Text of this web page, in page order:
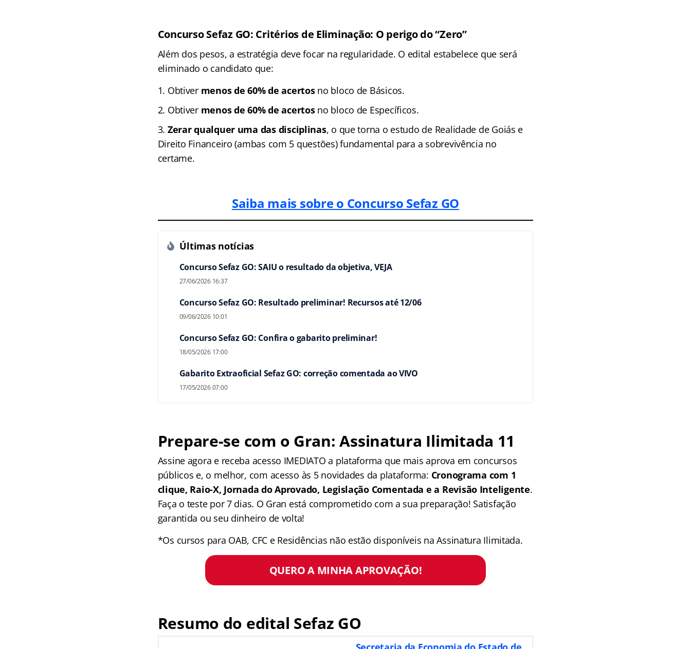
Concurso Sefaz GO: Critérios de Eliminação: O perigo do “Zero”
Além dos pesos, a estratégia deve focar na regularidade. O edital estabelece que será
eliminado o candidato que:
Obtiver menos de 60% de acertosno bloco de Básicos.
Obtiver menos de 60% de acertosno bloco de Específicos.
Zerar qualquer uma das disciplinas, o que torna o estudo de Realidade de Goiás e
Direito Financeiro (ambas com 5 questões) fundamental para a sobrevivência no
certame.
Saiba mais sobre o Concurso Sefaz GO
Últimas notícias
Concurso Sefaz GO: SAIU o resultado da objetiva, VEJA
27/06/2026 16:37
Concurso Sefaz GO: Resultado preliminar! Recursos até 12/06
09/06/2026 10:01
Concurso Sefaz GO: Confira o gabarito preliminar!
18/05/2026 17:00
Gabarito Extraoficial Sefaz GO: correção comentada ao VIVO
17/05/2026 07:00
Prepare-se com o Gran: Assinatura Ilimitada 11
Assine agora e receba acesso IMEDIATO a plataforma que mais aprova em concursos
públicos e, o melhor, com acesso às 5 novidades da plataforma: Cronograma com 1
clique, Raio-X, Jornada do Aprovado, Legislação Comentada e a Revisão Inteligente.
Faça o teste por 7 dias. O Gran está comprometido com a sua preparação! Satisfação
garantida ou seu dinheiro de volta!
*Os cursos para OAB, CFC e Residências não estão disponíveis na Assinatura Ilimitada.
QUERO A MINHA APROVAÇÃO!
Resumo do edital Sefaz GO